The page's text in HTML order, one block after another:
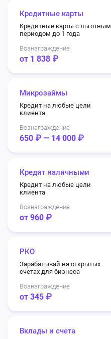
Кредитные карты
Кредитные карты с льготным
периодом до 1 года
Вознаграждение
от 1 838 ₽
Микрозаймы
Кредит на любые цели
клиента
Вознаграждение
650 ₽ — 14 000 ₽
Кредит наличными
Кредит на любые цели
клиента
Вознаграждение
от 960 ₽
РКО
Зарабатывай на открытых
счетах для бизнеса
Вознаграждение
от 345 ₽
Вклады и счета